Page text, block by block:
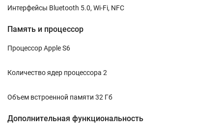
Интерфейсы Bluetooth 5.0, Wi-Fi, NFC
Память и процессор
Процессор Apple S6
Количество ядер процессора 2
Объем встроенной памяти 32 Гб
Дополнительная функциональность